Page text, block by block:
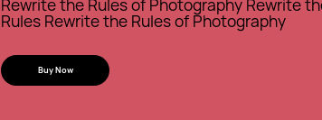
Rewrite the Rules of Photography Rewrite
Rules Rewrite the Rules of Photography
Buy Now
Rewrite the Rules of
Photography1
Rewrite the Rules of Photography Rewrite the
Rules Rewrite the Rules of Photography
Rewrite the Rules of Photography Rewrite
Rules Rewrite the Rules of Photography
Buy Now
Rewrite the Rules of
Photography1
Rewrite the Rules of Photography Rewrite the
Rules Rewrite the Rules of Photography